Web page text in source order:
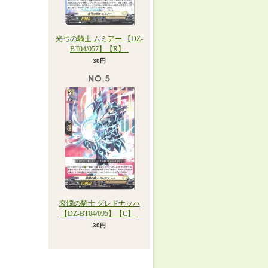
光弓の騎士 ムミアー 【DZ-
BT04/057】【R】_
30円
哀憫の騎士 グレドナッハ
【DZ-BT04/095】【C】_
30円